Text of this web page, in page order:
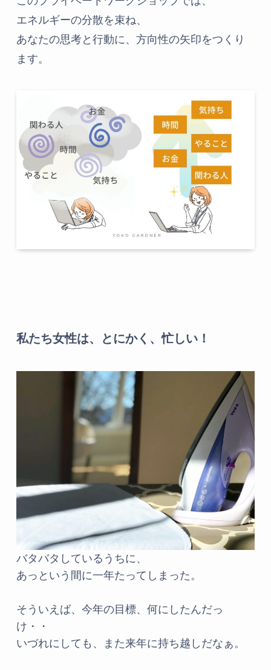
エネルギーの分散を束ね、
あなたの思考と行動に、方向性の矢印をつくり
ます。
私たち女性は、とにかく、忙しい！
バタバタしているうちに、
あっという間に一年たってしまった。
そういえば、今年の目標、何にしたんだっ
け・・
いづれにしても、また来年に持ち越しだなぁ。